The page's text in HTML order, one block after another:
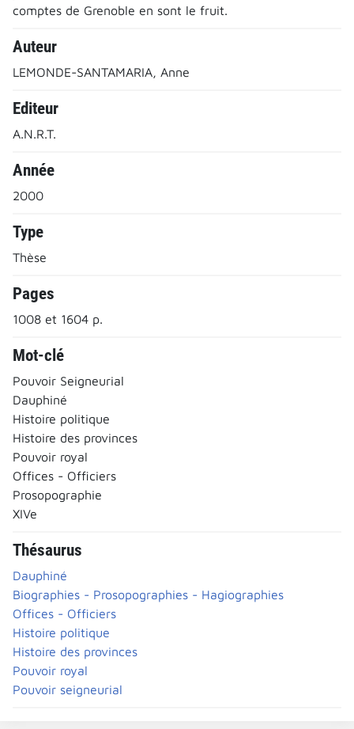
comptes de Grenoble en sont le fruit.
Auteur
LEMONDE-SANTAMARIA, Anne
Editeur
A.N.R.T.
Année
2000
Type
Thèse
Pages
1008 et 1604 p.
Mot-clé
Pouvoir Seigneurial
Dauphiné
Histoire politique
Histoire des provinces
Pouvoir royal
Offices - Officiers
Prosopographie
XIVe
Thésaurus
Dauphiné
Biographies - Prosopographies - Hagiographies
Offices - Officiers
Histoire politique
Histoire des provinces
Pouvoir royal
Pouvoir seigneurial